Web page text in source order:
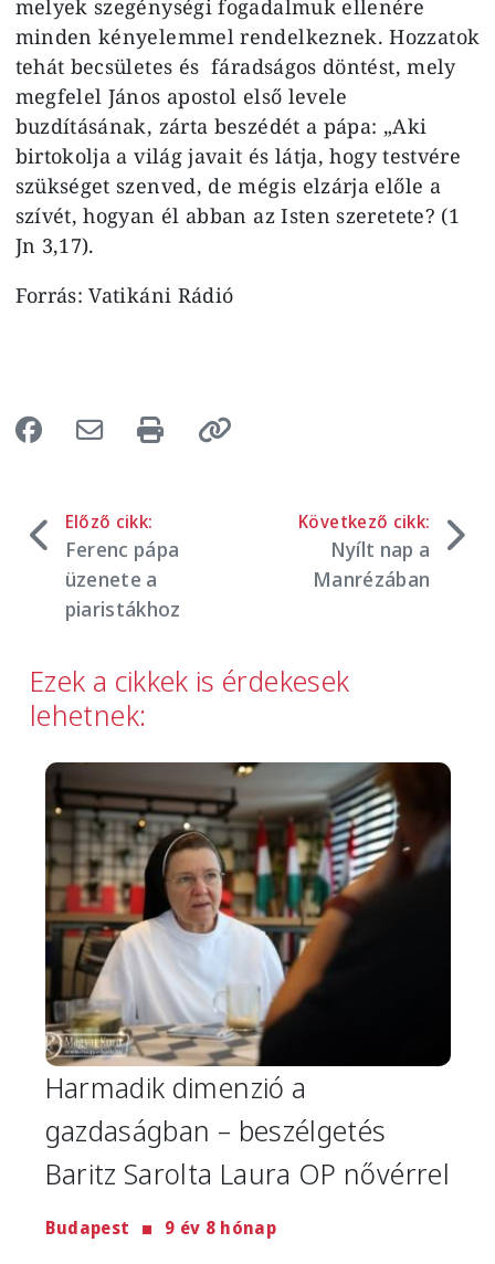
melyek szegénységi fogadalmuk ellenére
minden kényelemmel rendelkeznek. Hozzatok
tehát becsületes és fáradságos döntést, mely
megfelel János apostol első levele
buzdításának, zárta beszédét a pápa: „Aki
birtokolja a világ javait és látja, hogy testvére
szükséget szenved, de mégis elzárja előle a
szívét, hogyan él abban az Isten szeretete? (1
Jn 3,17).
Forrás: Vatikáni Rádió
Előző cikk:
Ferenc pápa
üzenete a
piaristákhoz
Következő cikk:
Nyílt nap a
Manrézában
Ezek a cikkek is érdekesek
lehetnek:
Image
Harmadik dimenzió a
gazdaságban – beszélgetés
Baritz Sarolta Laura OP nővérrel
Budapest 9 év 8 hónap